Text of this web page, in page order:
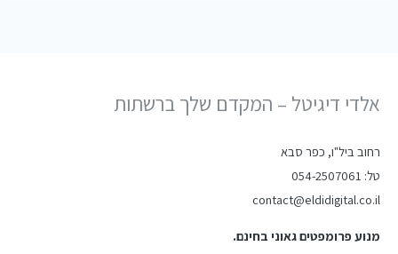
אלדי דיגיטל – המקדם שלך ברשתות
רחוב ביל"ו, כפר סבא
טל: 054-2507061
contact@eldidigital.co.il
מנוע פרומפטים גאוני בחינם.